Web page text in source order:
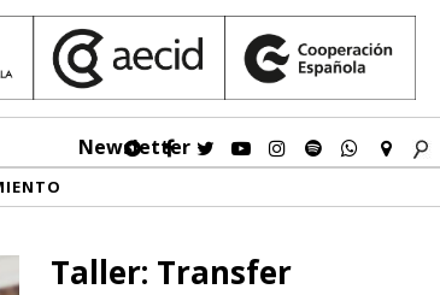
Newsletter
Taller: Transfer